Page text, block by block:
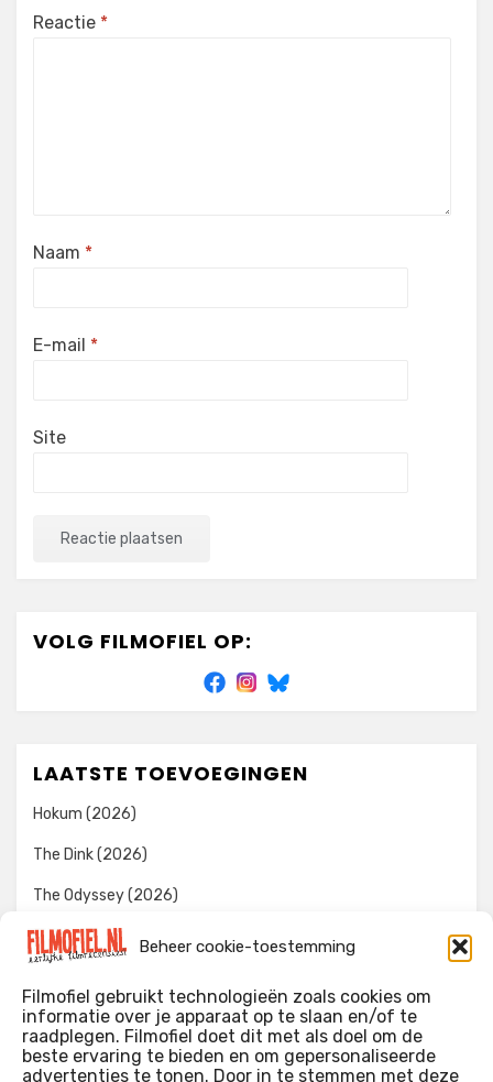
Beheer cookie-toestemming
Filmofiel gebruikt technologieën zoals cookies om
informatie over je apparaat op te slaan en/of te
raadplegen. Filmofiel doet dit met als doel om de
beste ervaring te bieden en om gepersonaliseerde
advertenties te tonen. Door in te stemmen met deze
Reactie *
Naam *
E-mail *
Site
VOLG FILMOFIEL OP:
LAATSTE TOEVOEGINGEN
Hokum (2026)
The Dink (2026)
The Odyssey (2026)
Evil Dead Burn (2026)
WIE IK BEN…?